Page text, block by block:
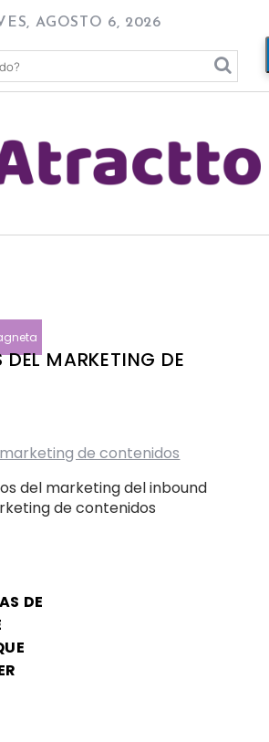
AGOSTO 6, 2026
MARKETING DE
del marketing del inbound
de contenidos
DE